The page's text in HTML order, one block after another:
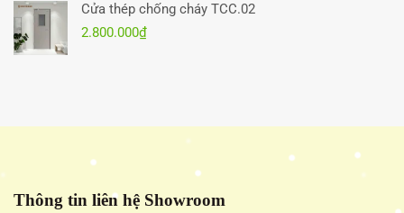
Cửa thép chống cháy TCC.02
2.800.000₫
Thông tin liên hệ Showroom